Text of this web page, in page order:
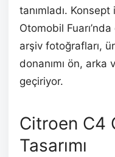
tanımladı.
Otomobil
arşiv fotoğrafları,
donanımı ön, arka
geçiriyor.
Citroen C4
Tasarımı